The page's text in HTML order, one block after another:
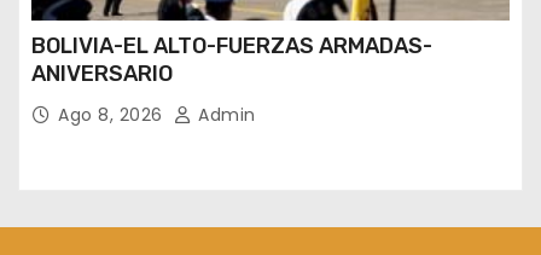
BOLIVIA-EL ALTO-FUERZAS ARMADAS-
ANIVERSARIO
Ago 8, 2026 Admin